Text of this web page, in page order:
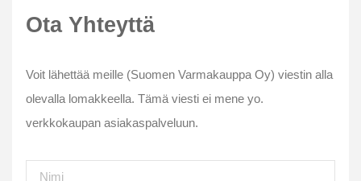
Ota Yhteyttä
Voit lähettää meille (Suomen Varmakauppa Oy) viestin alla
olevalla lomakkeella. Tämä viesti ei mene yo.
verkkokaupan asiakaspalveluun.